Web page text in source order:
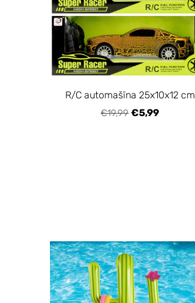
R/C automašīna 25x10x12 cm
€19,99 €5,99